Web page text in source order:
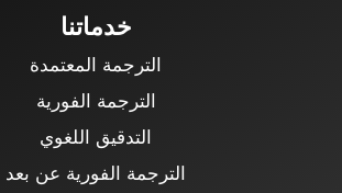
خدماتنا
الترجمة المعتمدة
الترجمة الفورية
التدقيق اللغوي
الترجمة الفورية عن بعد